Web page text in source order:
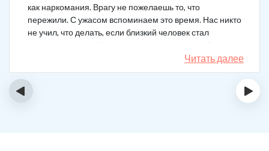
как наркомания. Врагу не пожелаешь то, что
пережили. С ужасом вспоминаем это время. Нас никто
не учил, что делать, если близкий человек стал
наркозависимым. Честно говоря, надежды не было,
думали, что все лечение бесполезно, но решили
попробовать и отправить родственника в клинику на
Читать далее
‹ ›